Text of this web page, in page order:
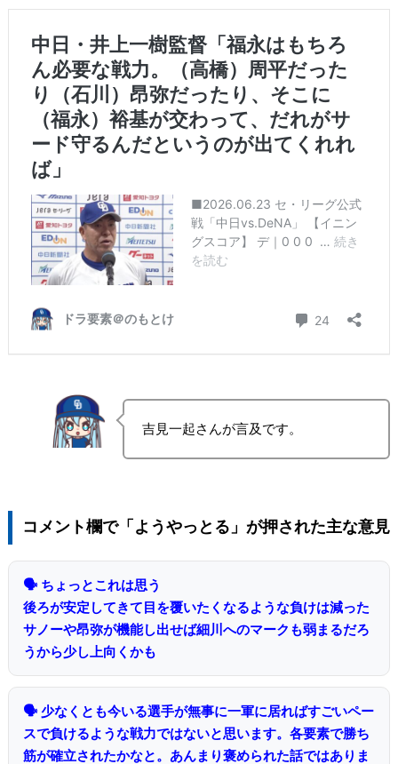
吉見一起さんが言及です。
コメント欄で「ようやっとる」が押された主な意見
🗣 ちょっとこれは思う
後ろが安定してきて目を覆いたくなるような負けは減った
サノーや昂弥が機能し出せば細川へのマークも弱まるだろ
うから少し上向くかも
🗣 少なくとも今いる選手が無事に一軍に居ればすごいペー
スで負けるような戦力ではないと思います。各要素で勝ち
筋が確立されたかなと。あんまり褒められた話ではありま